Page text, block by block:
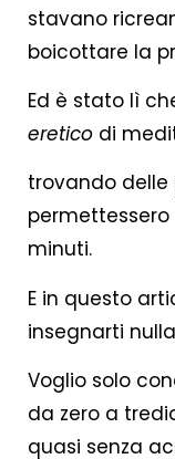
stavano
boicottare la
Ed è stato lì
eretico di
trovando
minuti.
E in questo
insegnarti
Voglio solo
da zero a
quasi senza